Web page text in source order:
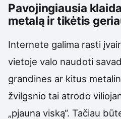
Pavojingiausia
metalą ir tikėtis
Internete galima rasti
vietoje valo naudoti
grandines ar kitus
žvilgsnio tai atrodo
„pjauna viską“. Tačiau